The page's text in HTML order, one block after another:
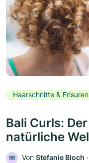
Haarschnitte & Frisuren
Bali Curls:
natürliche
SB Von Stefanie Bloch ‧